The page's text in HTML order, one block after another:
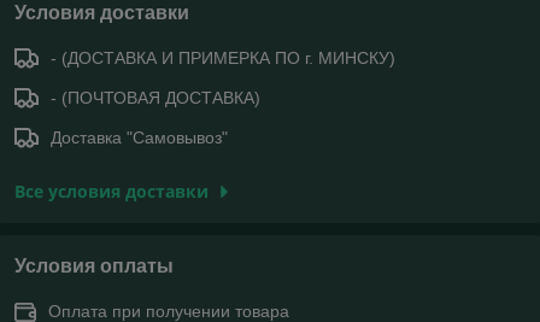
Условия доставки
- (ДОСТАВКА И ПРИМЕРКА ПО г. МИНСКУ)
- (ПОЧТОВАЯ ДОСТАВКА)
Доставка "Самовывоз"
Все условия доставки
Условия оплаты
Оплата при получении товара